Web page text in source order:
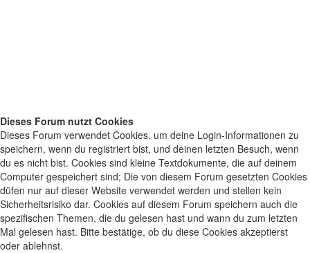
Dieses Forum nutzt Cookies
Dieses Forum verwendet Cookies, um deine Login-Informationen zu
speichern, wenn du registriert bist, und deinen letzten Besuch, wenn
du es nicht bist. Cookies sind kleine Textdokumente, die auf deinem
Computer gespeichert sind; Die von diesem Forum gesetzten Cookies
düfen nur auf dieser Website verwendet werden und stellen kein
Sicherheitsrisiko dar. Cookies auf diesem Forum speichern auch die
spezifischen Themen, die du gelesen hast und wann du zum letzten
Mal gelesen hast. Bitte bestätige, ob du diese Cookies akzeptierst
oder ablehnst.